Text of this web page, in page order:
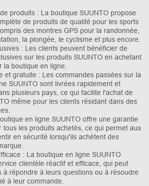
produits : La boutique SUUNTO propose
de produits de qualité pour les sports
des montres GPS pour la randonnée,
la plongée, le cyclisme et plus encore.
: Les clients peuvent bénéficier de
sur les produits SUUNTO en achetant
la boutique en ligne.
et gratuite : Les commandes passées sur la
SUUNTO sont livrées rapidement et
plusieurs pays, ce qui facilite l'achat de
même pour les clients résidant dans des
en ligne SUUNTO offre une garantie
tous les produits achetés, ce qui permet aux
en sécurité lorsqu'ils achètent des
: La boutique en ligne SUUNTO
clientèle réactif et efficace, qui peut
à répondre à leurs questions ou à résoudre
à leur commande.